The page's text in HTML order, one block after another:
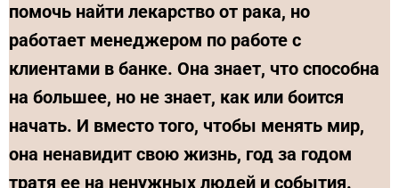
помочь найти лекарство от рака, но
работает менеджером по работе с
клиентами в банке. Она знает, что способна
на большее, но не знает, как или боится
начать. И вместо того, чтобы менять мир,
она ненавидит свою жизнь, год за годом
тратя ее на ненужных людей и события.